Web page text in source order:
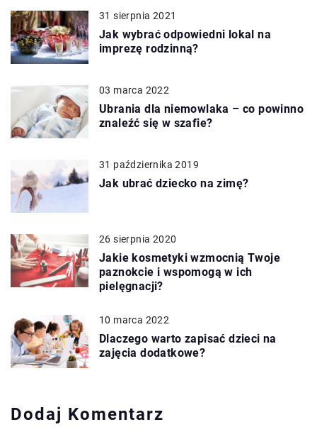
31 sierpnia 2021
Jak wybrać odpowiedni lokal na
imprezę rodzinną?
03 marca 2022
Ubrania dla niemowlaka – co powinno
znaleźć się w szafie?
31 października 2019
Jak ubrać dziecko na zimę?
26 sierpnia 2020
Jakie kosmetyki wzmocnią Twoje
paznokcie i wspomogą w ich
pielęgnacji?
10 marca 2022
Dlaczego warto zapisać dzieci na
zajęcia dodatkowe?
Dodaj Komentarz